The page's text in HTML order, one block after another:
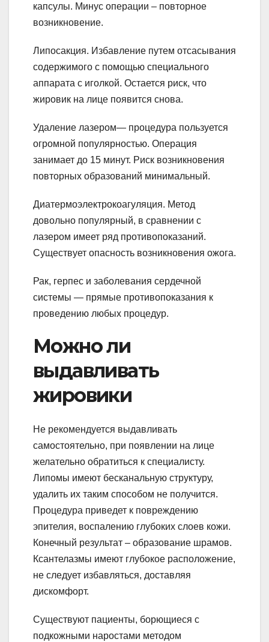
капсулы. Минус операции – повторное
возникновение.
Липосакция. Избавление путем отсасывания
содержимого с помощью специального
аппарата с иголкой. Остается риск, что
жировик на лице появится снова.
Удаление лазером— процедура пользуется
огромной популярностью. Операция
занимает до 15 минут. Риск возникновения
повторных образований минимальный.
Диатермоэлектрокоагуляция. Метод
довольно популярный, в сравнении с
лазером имеет ряд противопоказаний.
Существует опасность возникновения ожога.
Рак, герпес и заболевания сердечной
системы — прямые противопоказания к
проведению любых процедур.
Можно ли
выдавливать
жировики
Не рекомендуется выдавливать
самостоятельно, при появлении на лице
желательно обратиться к специалисту.
Липомы имеют бесканальную структуру,
удалить их таким способом не получится.
Процедура приведет к повреждению
эпителия, воспалению глубоких слоев кожи.
Конечный результат – образование шрамов.
Ксантелазмы имеют глубокое расположение,
не следует избавляться, доставляя
дискомфорт.
Существуют пациенты, борющиеся с
подкожными наростами методом